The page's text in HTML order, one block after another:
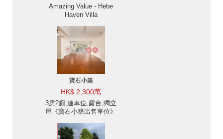
Amazing Value - Hebe
Haven Villa
寶石小築
HK$ 2,300萬
3房2廁,連車位,露台,獨立
屋《寶石小築出售單位》